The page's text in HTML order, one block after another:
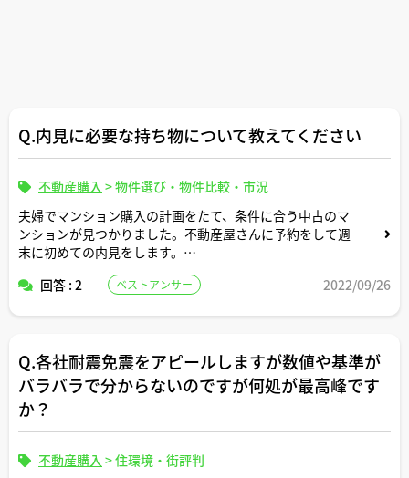
Q.内見に必要な持ち物について教えてください
不動産購入 >物件選び・物件比較・市況
夫婦でマンション購入の計画をたて、条件に合う中古のマ
ンションが見つかりました。不動産屋さんに予約をして週
末に初めての内見をします。
内見の際に、必要な持ち物があれば教えてください。
回答 : 2 ベストアンサー 2022/09/26
Q.各社耐震免震をアピールしますが数値や基準が
バラバラで分からないのですが何処が最高峰です
か？
不動産購入 >住環境・街評判